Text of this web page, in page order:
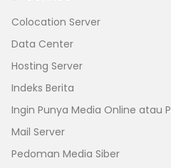
Colocation Server
Data Center
Hosting Server
Indeks Berita
Ingin Punya Media Online atau
Mail Server
Pedoman Media Siber